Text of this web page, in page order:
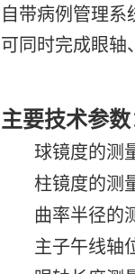
自带病例管理系
可同时完成眼轴
主要技术参数
球镜度的测
柱镜度的测
曲率半径的
主子午线轴